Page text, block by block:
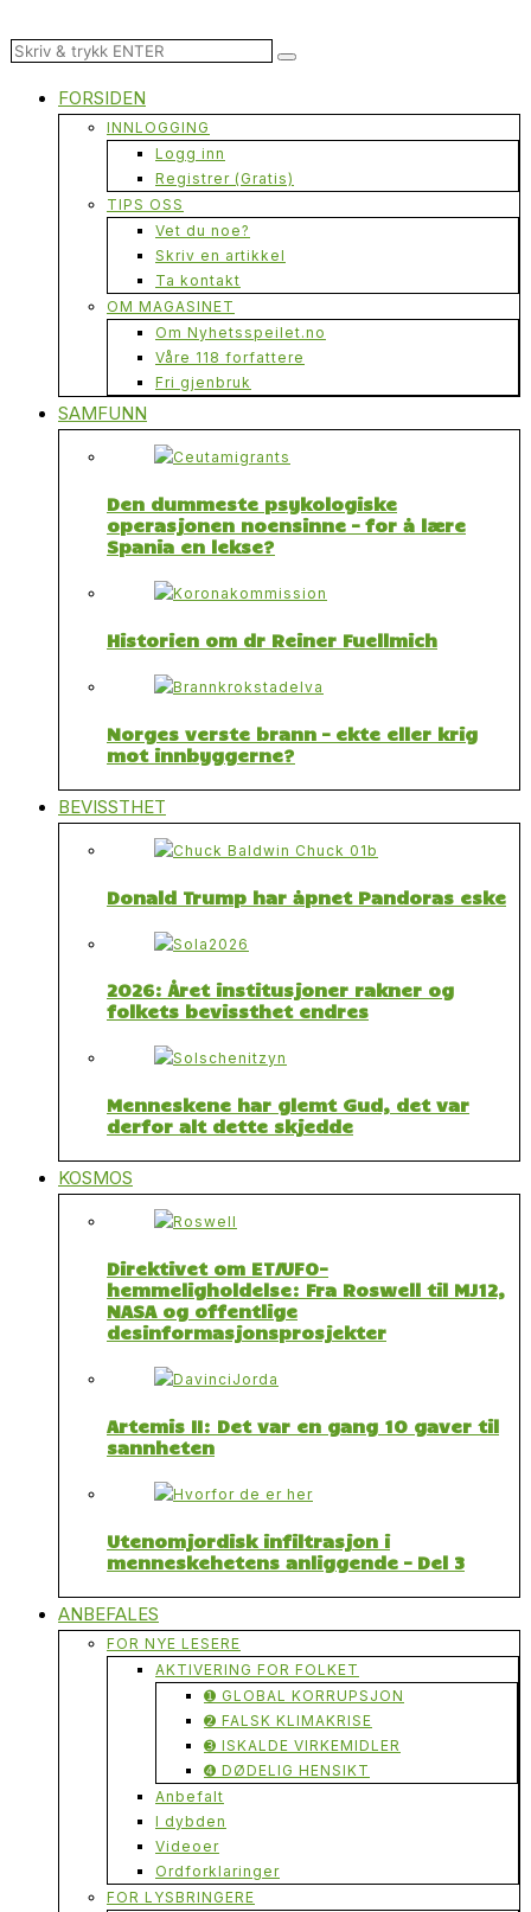
FORSIDEN
INNLOGGING
Logg inn
Registrer (Gratis)
TIPS OSS
Vet du noe?
Skriv en artikkel
Ta kontakt
OM MAGASINET
Om Nyhetsspeilet.no
Våre 118 forfattere
Fri gjenbruk
SAMFUNN
Den dummeste psykologiske
operasjonen noensinne – for å lære
Spania en lekse?
Historien om dr Reiner Fuellmich
Norges verste brann – ekte eller krig
mot innbyggerne?
BEVISSTHET
Donald Trump har åpnet Pandoras eske
2026: Året institusjoner rakner og
folkets bevissthet endres
Menneskene har glemt Gud, det var
derfor alt dette skjedde
KOSMOS
Direktivet om ET/UFO-
hemmeligholdelse: Fra Roswell til MJ12,
NASA og offentlige
desinformasjonsprosjekter
Artemis II: Det var en gang 10 gaver til
sannheten
Utenomjordisk infiltrasjon i
menneskehetens anliggende – Del 3
ANBEFALES
FOR NYE LESERE
AKTIVERING FOR FOLKET
➊ GLOBAL KORRUPSJON
➋ FALSK KLIMAKRISE
➌ ISKALDE VIRKEMIDLER
➍ DØDELIG HENSIKT
Anbefalt
I dybden
Videoer
Ordforklaringer
FOR LYSBRINGERE